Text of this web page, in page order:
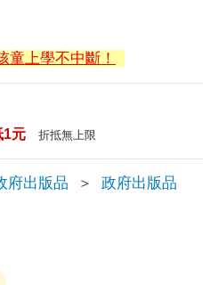
童上學不中斷！
1元 折抵無上限
府出版品 ＞
政府出版品